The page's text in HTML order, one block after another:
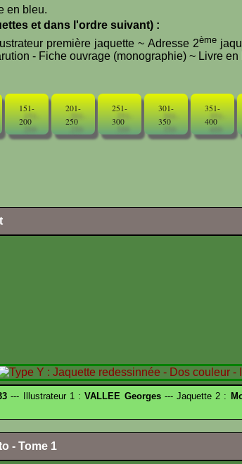
en bleu.
et dans l'ordre suivant) :
première jaquette ~ Adresse 2ème
- Fiche ouvrage (monographie) ~ Livre
151-
200
201-
250
251-
300
301-
350
351-
400
--- Illustrateur 1 :VALLEE Georges--- Jaquette 2 :
- Tome 1